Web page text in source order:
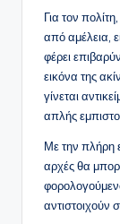
Για τον
από αμέλεια,
φέρει
εικόνα της
γίνεται
απλής
Με την πλήρη
αρχές θα
αντιστοιχούν